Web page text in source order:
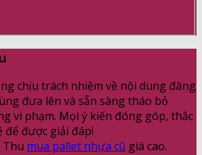
chịu trách nhiệm về nội dung đăng
đưa lên và sẵn sàng tháo bỏ
vi phạm. Mọi ý kiến đóng góp, thắc
để được giải đáp!
Thu mua pallet nhựa cũ giá cao.